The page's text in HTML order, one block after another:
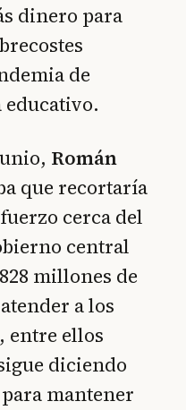
dinero para
de
educativo.
Román
que recortaría
cerca del
central
millones de
a los
entre ellos
diciendo
mantener